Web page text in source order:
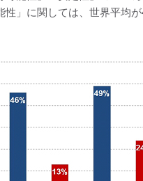
」に関しては、世界平均